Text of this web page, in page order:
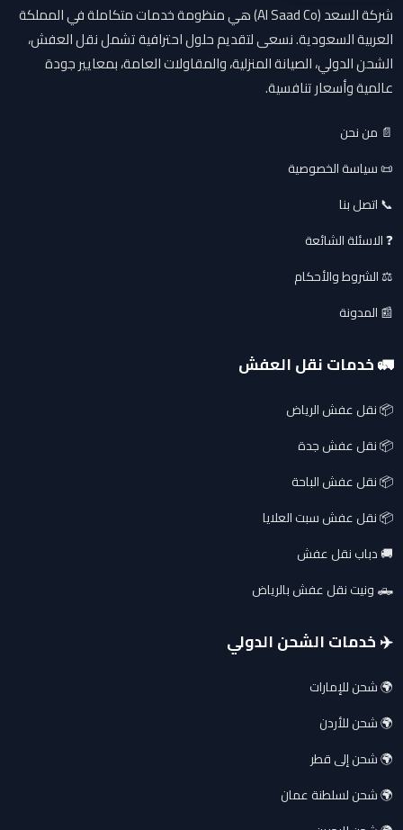
شركة السعد (Al Saad Co) هي منظومة خدمات متكاملة في المملكة
العربية السعودية. نسعى لتقديم حلول احترافية تشمل نقل العفش،
الشحن الدولي، الصيانة المنزلية، والمقاولات العامة، بمعايير جودة
عالمية وأسعار تنافسية.
📄 من نحن
📜 سياسة الخصوصية
📞 اتصل بنا
❓ الاسئلة الشائعة
⚖️ الشروط والأحكام
📰 المدونة
🚛 خدمات نقل العفش
📦 نقل عفش الرياض
📦 نقل عفش جدة
📦 نقل عفش الباحة
📦 نقل عفش سبت العلايا
🚚 دباب نقل عفش
🛻 ونيت نقل عفش بالرياض
✈️ خدمات الشحن الدولي
🌍 شحن للإمارات
🌍 شحن للأردن
🌍 شحن إلى قطر
🌍 شحن لسلطنة عمان